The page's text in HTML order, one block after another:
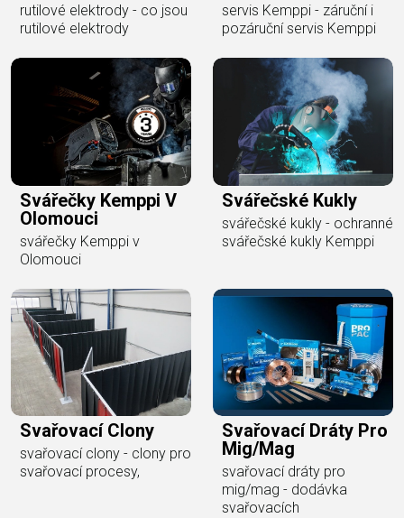
rutilové elektrody - co jsou
rutilové elektrody
servis Kemppi - záruční i
pozáruční servis Kemppi
Svářečky Kemppi V
Olomouci
svářečky Kemppi v
Olomouci
Svářečské Kukly
svářečské kukly - ochranné
svářečské kukly Kemppi
Svařovací Clony
svařovací clony - clony pro
svařovací procesy,
Svařovací Dráty Pro
Mig/mag
svařovací dráty pro
mig/mag - dodávka
svařovacích